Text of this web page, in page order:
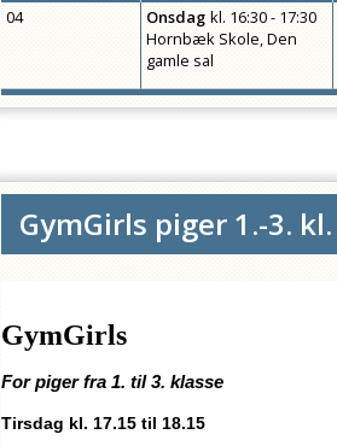
04
Onsdag kl. 16:30 - 17:30
Hornbæk Skole, Den
gamle sal
GymGirls piger 1.-3. kl.
GymGirls
For piger fra 1. til 3. klasse
Tirsdag kl. 17.15 til 18.15